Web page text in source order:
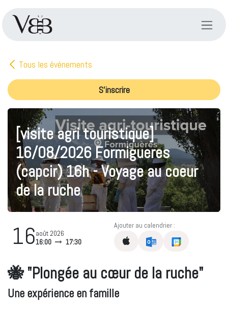
Tous les événements
S'inscrire
[visite agri touristique]
16/08/2026 Formigueres
(capcir) 16h - Voyage au coeur
de la ruche
16août 2026
16:00
17:30
Ajouter au calendrier :
🐝"Plongée au cœur de la ruche"
Une expérience en famille